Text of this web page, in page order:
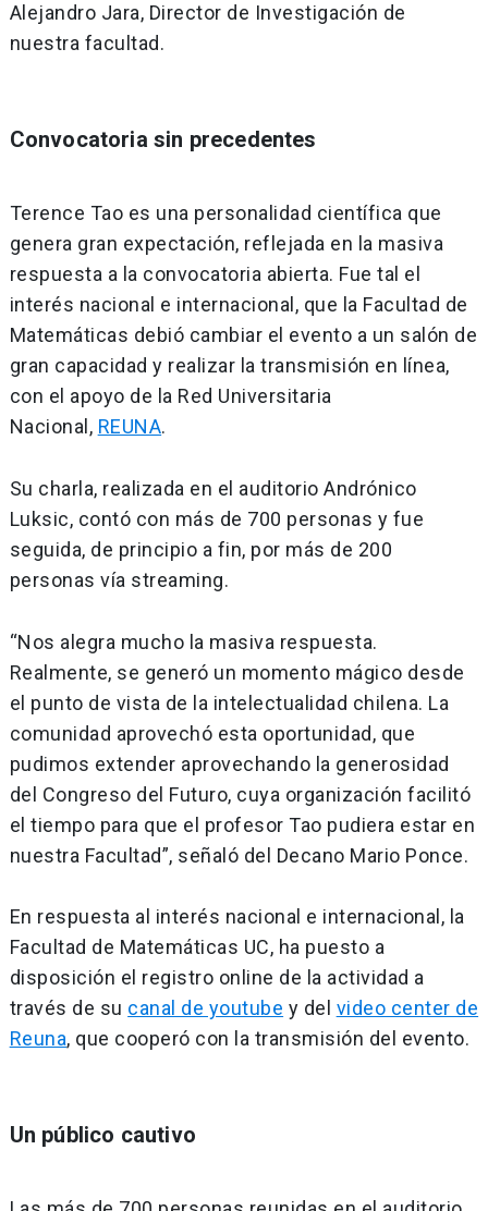
Alejandro Jara, Director de Investigación de
nuestra facultad.
Convocatoria sin precedentes
Terence Tao es una personalidad científica que
genera gran expectación, reflejada en la masiva
respuesta a la convocatoria abierta. Fue tal el
interés nacional e internacional, que la Facultad de
Matemáticas debió cambiar el evento a un salón de
gran capacidad y realizar la transmisión en línea,
con el apoyo de la Red Universitaria
Nacional, REUNA.
Su charla, realizada en el auditorio Andrónico
Luksic, contó con más de 700 personas y fue
seguida, de principio a fin, por más de 200
personas vía streaming.
“Nos alegra mucho la masiva respuesta.
Realmente, se generó un momento mágico desde
el punto de vista de la intelectualidad chilena. La
comunidad aprovechó esta oportunidad, que
pudimos extender aprovechando la generosidad
del Congreso del Futuro, cuya organización facilitó
el tiempo para que el profesor Tao pudiera estar en
nuestra Facultad”, señaló del Decano Mario Ponce.
En respuesta al interés nacional e internacional, la
Facultad de Matemáticas UC, ha puesto a
disposición el registro online de la actividad a
través de su canal de youtube y del video center de
Reuna, que cooperó con la transmisión del evento.
Un público cautivo